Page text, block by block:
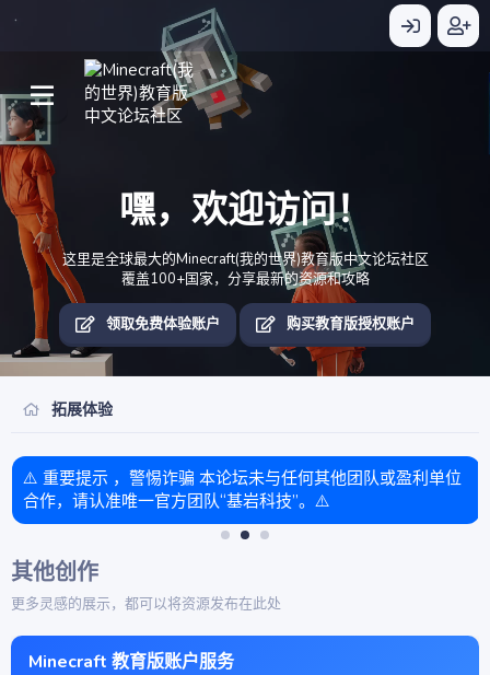
嘿，欢迎访问！
这里是全球最大的Minecraft(我的世界)教育版中文论坛社区
覆盖100+国家，分享最新的资源和攻略
领取免费体验账户 购买教育版授权账户
拓展体验
⚠️ 重要提示 ，警惕诈骗 本论坛未与任何其他团队或盈利单位
合作，请认准唯一官方团队“基岩科技”。⚠️
其他创作
更多灵感的展示，都可以将资源发布在此处
Minecraft 教育版账户服务